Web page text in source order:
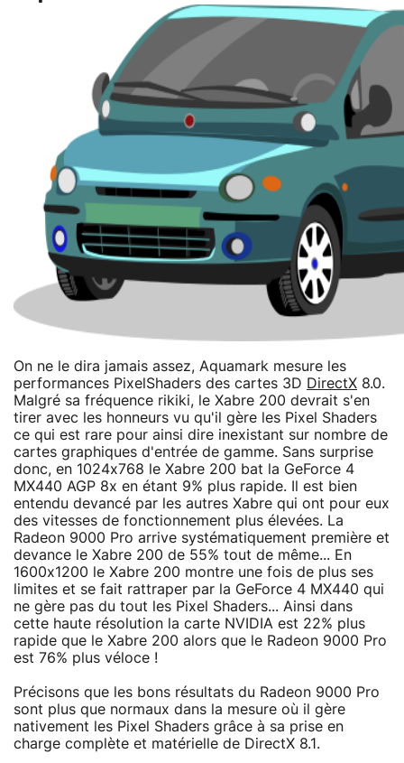
On ne le dira jamais assez, Aquamark mesure les
performances PixelShaders des cartes 3D DirectX 8.0.
Malgré sa fréquence rikiki, le Xabre 200 devrait s'en
tirer avec les honneurs vu qu'il gère les Pixel Shaders
ce qui est rare pour ainsi dire inexistant sur nombre de
cartes graphiques d'entrée de gamme. Sans surprise
donc, en 1024x768 le Xabre 200 bat la GeForce 4
MX440 AGP 8x en étant 9% plus rapide. Il est bien
entendu devancé par les autres Xabre qui ont pour eux
des vitesses de fonctionnement plus élevées. La
Radeon 9000 Pro arrive systématiquement première et
devance le Xabre 200 de 55% tout de même... En
1600x1200 le Xabre 200 montre une fois de plus ses
limites et se fait rattraper par la GeForce 4 MX440 qui
ne gère pas du tout les Pixel Shaders... Ainsi dans
cette haute résolution la carte NVIDIA est 22% plus
rapide que le Xabre 200 alors que le Radeon 9000 Pro
est 76% plus véloce !
Précisons que les bons résultats du Radeon 9000 Pro
sont plus que normaux dans la mesure où il gère
nativement les Pixel Shaders grâce à sa prise en
charge complète et matérielle de DirectX 8.1.